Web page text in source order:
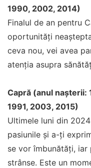
1990, 2002, 2014)
Finalul de an pentru
oportunități
ceva nou, vei avea
atenția asupra
Capră (anul nașterii:
1991, 2003, 2015)
Ultimele luni din
pasiunile și a-ți
se vor îmbunătăți,
strânse. Este un